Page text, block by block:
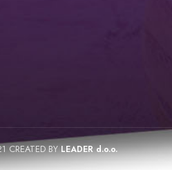
CREATED BYLEADER d.o.o.